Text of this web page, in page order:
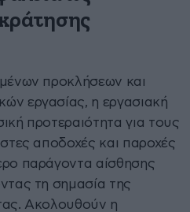
προκλήσεων και
εργασίας, η εργασιακή
προτεραιότητα για τους
αποδοχές και παροχές
παράγοντα αίσθησης
τη σημασία της
Ακολουθούν η